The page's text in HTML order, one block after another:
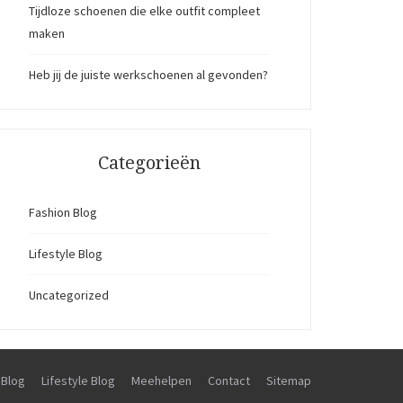
Tijdloze schoenen die elke outfit compleet
maken
Heb jij de juiste werkschoenen al gevonden?
Categorieën
Fashion Blog
Lifestyle Blog
Uncategorized
Lifestyle Blog Meehelpen Contact Sitemap